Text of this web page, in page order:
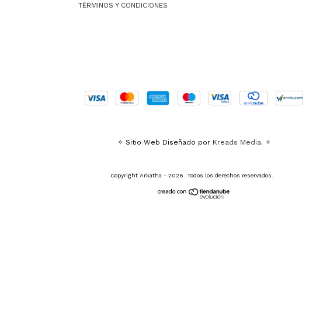
TÉRMINOS Y CONDICIONES
✧ Sitio Web Diseñado por Kreads Media. ✧
Copyright Arkatha - 2026. Todos los derechos reservados.